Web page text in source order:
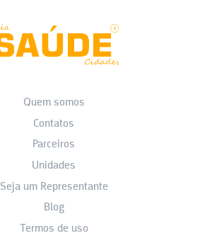
Quem somos
Contatos
Parceiros
Unidades
Seja um Representante
Blog
Termos de uso